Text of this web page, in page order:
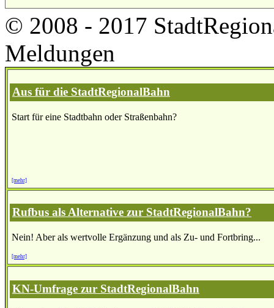
© 2008 - 2017
Meldungen
Aus für die StadtRegionalBahn
Start für eine Stadtbahn oder Straßenbahn?
[mehr]
Rufbus als Alternative zur StadtRegionalBahn?
Nein! Aber als wertvolle Ergänzung und als Zu- und Fortbring...
[mehr]
KN-Umfrage zur StadtRegionalBahn